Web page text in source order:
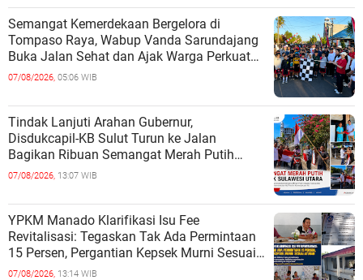
Semangat Kemerdekaan Bergelora di
Tompaso Raya, Wabup Vanda Sarundajang
Buka Jalan Sehat dan Ajak Warga Perkuat
Persatuan
07/08/2026, 05:06 WIB
Tindak Lanjuti Arahan Gubernur,
Disdukcapil-KB Sulut Turun ke Jalan
Bagikan Ribuan Semangat Merah Putih
kepada Masyarakat
07/08/2026, 13:07 WIB
YPKM Manado Klarifikasi Isu Fee
Revitalisasi: Tegaskan Tak Ada Permintaan
15 Persen, Pergantian Kepsek Murni Sesuai
Aturan
07/08/2026, 13:14 WIB